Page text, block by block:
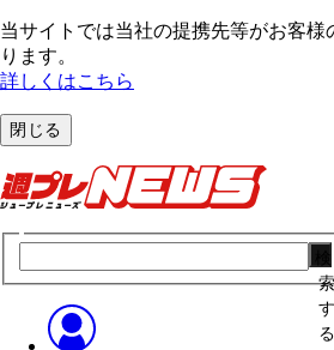
当サイトでは当社の提携先等がお客
ります。
詳しくはこちら
閉じる
す
る